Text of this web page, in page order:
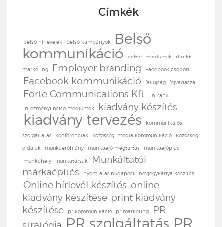
Címkék
belső hírlevelek belső kampányok
Belső
kommunikáció
beltéri médiumok direkt
marketing Employer branding Facebook csoport
Facebook kommunikáció faliújság fejvadászat
Forte Communications Kft. intranet
intézményi belső médiumok kiadvány készítés
kiadvány tervezés kommunikáiós
szolgáltatás konferenciák közösségi média kommunikáció közösségi
oldalak munkaerőhiány munkaerő megtartás munkaerőpiac
munkahely munkatársak
Munkáltatói
márkaépítés
nyomtatás budapest névjegykártya készítés
Online hírlevél készítés online
kiadvány készítése print kiadvány
készítése
pr kommunikáció pr marketing
PR
PR szolgáltatás PR